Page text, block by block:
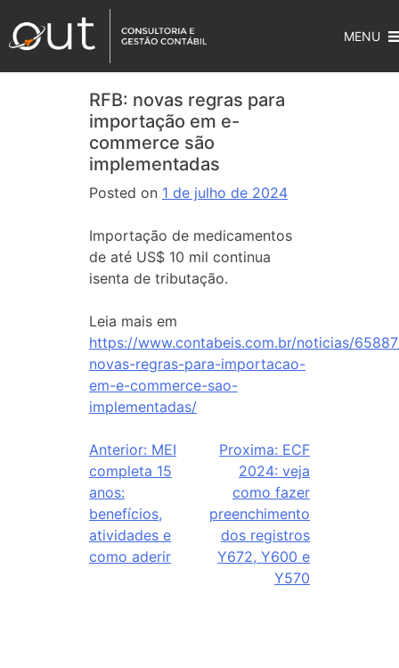
MENU
RFB: novas regras para
importação em e-
commerce são
implementadas
Posted on 1 de julho de 2024
Importação de medicamentos
de até US$ 10 mil continua
isenta de tributação.
Leia mais em
https://www.contabeis.com.br/noticias/
novas-regras-para-importacao-
em-e-commerce-sao-
implementadas/
Anterior: MEI
completa 15
anos:
benefícios,
atividades e
como aderir
Proxima: ECF
2024: veja
como fazer
preenchimento
dos registros
Y672, Y600 e
Y570